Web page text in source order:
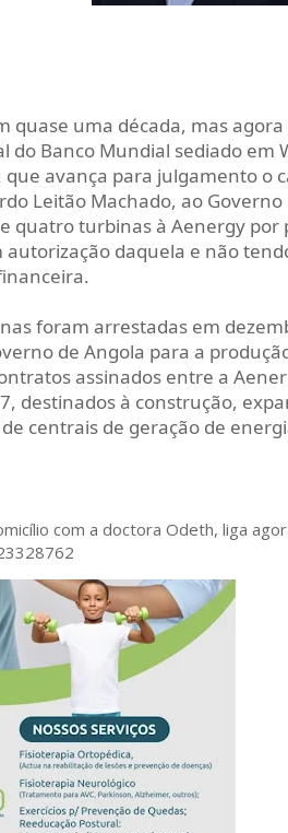
quase uma década, mas
do Banco Mundial sediado em
que avança para julgamento o
Leitão Machado, ao
quatro turbinas à Aenergy por
autorização daquela e não
foram arrestadas em
de Angola para a
assinados entre a
destinados à construção,
centrais de geração de
com a doctora Odeth, liga